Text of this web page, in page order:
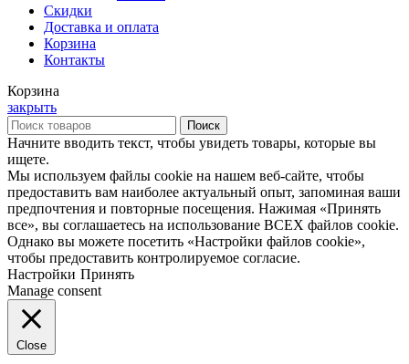
Скидки
Доставка и оплата
Корзина
Контакты
Корзина
закрыть
Поиск
Начните вводить текст, чтобы увидеть товары, которые вы
ищете.
Мы используем файлы cookie на нашем веб-сайте, чтобы
предоставить вам наиболее актуальный опыт, запоминая ваши
предпочтения и повторные посещения. Нажимая «Принять
все», вы соглашаетесь на использование ВСЕХ файлов cookie.
Однако вы можете посетить «Настройки файлов cookie»,
чтобы предоставить контролируемое согласие.
Настройки Принять
Manage consent
Close